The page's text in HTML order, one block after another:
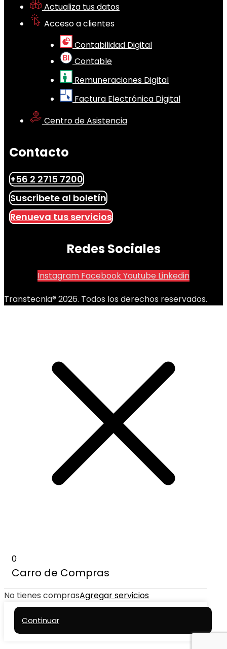
Actualiza tus datos
Acceso a clientes
Contabilidad Digital
Contable
Remuneraciones Digital
Factura Electrónica Digital
Centro de Asistencia
Contacto
+56 2 2715 7200
Suscribete al boletín
Renueva tus servicios
Redes Sociales
Instagram FacebookYoutube Linkedin
Transtecnia® 2026. Todos los derechos reservados.
0
Carro de Compras
No tienes comprasAgregar servicios
Continuar